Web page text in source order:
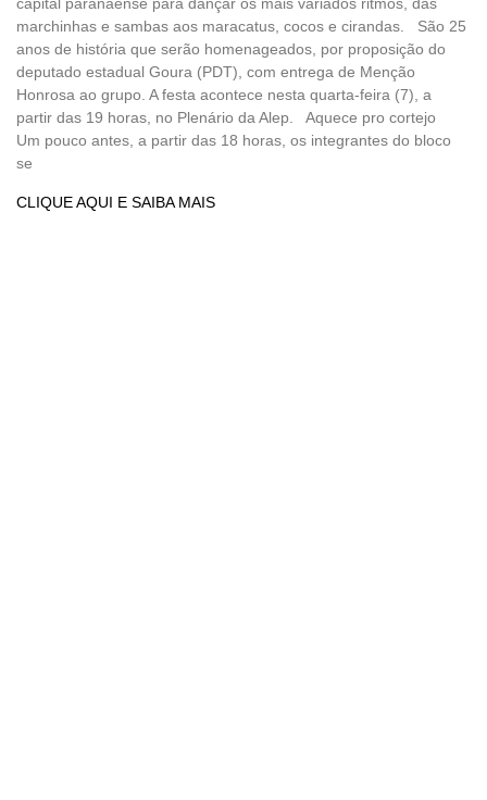
marchinhas e sambas aos maracatus, cocos e cirandas. São 25
anos de história que serão homenageados, por proposição do
deputado estadual Goura (PDT), com entrega de Menção
Honrosa ao grupo. A festa acontece nesta quarta-feira (7), a
partir das 19 horas, no Plenário da Alep. Aquece pro cortejo
Um pouco antes, a partir das 18 horas, os integrantes do bloco
se
CLIQUE AQUI E SAIBA MAIS